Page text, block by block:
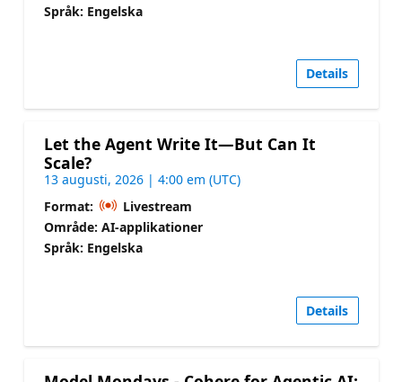
Språk: Engelska
Details
Let the Agent Write It—But Can It
Scale?
13 augusti, 2026 | 4:00 em (UTC)
Format:
Livestream
Område: AI-applikationer
Språk: Engelska
Details